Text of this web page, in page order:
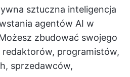
sztuczna inteligencja
agentów AI w
zbudować swojego
redaktorów, programistów,
sprzedawców,